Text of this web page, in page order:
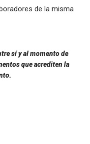
de la misma
sí y al momento de
que acrediten la